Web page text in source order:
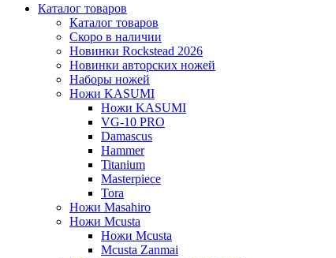
Каталог товаров
Каталог товаров
Скоро в наличии
Новинки Rockstead 2026
Новинки авторских ножей
Наборы ножей
Ножи KASUMI
Ножи KASUMI
VG-10 PRO
Damascus
Hammer
Titanium
Masterpiece
Tora
Ножи Masahiro
Ножи Mcusta
Ножи Mcusta
Mcusta Zanmai